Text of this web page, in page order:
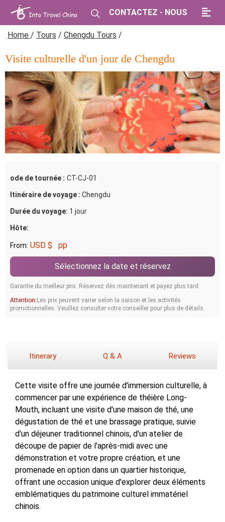
CONTACTEZ - NOUS
Home / Tours / Chengdu Tours /
Visite culturelle d'un jour de Chengdu
ode de tournée : CT-CJ-01
Itinéraire de voyage : Chengdu
Durée du voyage: 1 jour
Hôte:
From: USD $ pp
Sélectionnez la date et réservez
Garantie du meilleur prix. Réservez dès maintenant et payez plus tard.
Attention:Les prix peuvent varier selon la saison et les activités
promotionnelles. Veuillez consulter votre conseiller pour plus de détails.
Itinerary Q & A Reviews
Cette visite offre une journée d'immersion culturelle, à
commencer par une expérience de théière Long-
Mouth, incluant une visite d'une maison de thé, une
dégustation de thé et une brassage pratique, suivie
d'un déjeuner traditionnel chinois, d'un atelier de
découpe de papier de l'après-midi avec une
démonstration et votre propre création, et une
promenade en option dans un quartier historique,
offrant une occasion unique d'explorer deux éléments
emblématiques du patrimoine culturel immatériel
chinois.